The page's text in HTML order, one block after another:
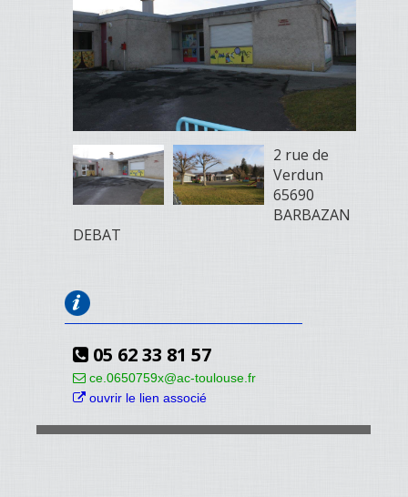
2 rue de
Verdun
65690
BARBAZAN
DEBAT
05 62 33 81 57
ce.0650759x@ac-toulouse.fr
ouvrir le lien associé